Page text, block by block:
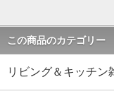
この商品のカテゴリー
リビング＆キッチン